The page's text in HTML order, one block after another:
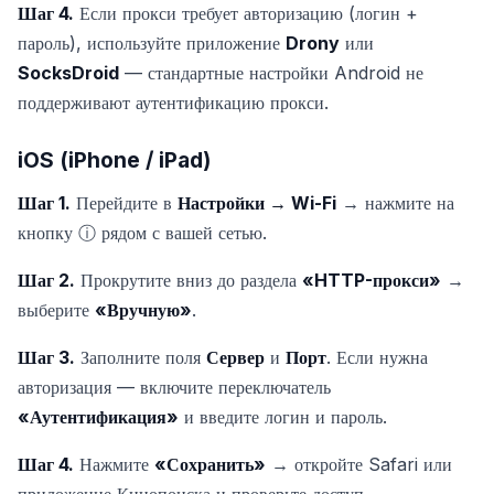
Шаг 4. Если прокси требует авторизацию (логин +
пароль), используйте приложение Drony или
SocksDroid — стандартные настройки Android не
поддерживают аутентификацию прокси.
iOS (iPhone / iPad)
Шаг 1. Перейдите в Настройки → Wi-Fi → нажмите на
кнопку ⓘ рядом с вашей сетью.
Шаг 2. Прокрутите вниз до раздела «HTTP-прокси» →
выберите «Вручную».
Шаг 3. Заполните поля Сервер и Порт. Если нужна
авторизация — включите переключатель
«Аутентификация» и введите логин и пароль.
Шаг 4. Нажмите «Сохранить» → откройте Safari или